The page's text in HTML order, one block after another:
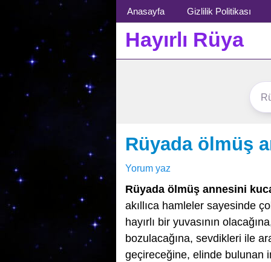
Menü
Anasayfa Gizlilik Politikası
Hayırlı Rüya
Rüyada ölmüş
Yorum yaz
Rüyada ölmüş annesini
akıllıca hamleler sayesinde
hayırlı bir yuvasının
bozulacağına, sevdikleri ile
geçireceğine, elinde bulunan